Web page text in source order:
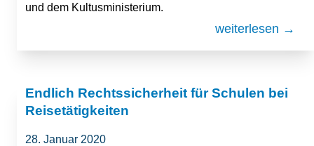
und dem Kultusministerium.
weiterlesen →
Endlich Rechtssicherheit für Schulen bei
Reisetätigkeiten
28. Januar 2020